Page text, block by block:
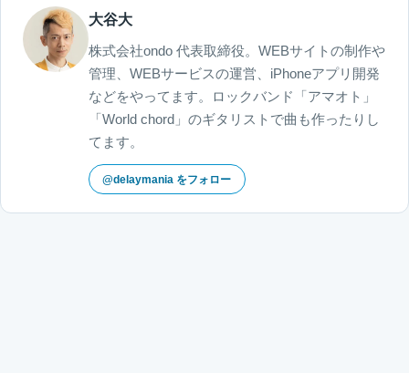
大谷大
株式会社ondo 代表取締役。WEBサイトの制作や
管理、WEBサービスの運営、iPhoneアプリ開発
などをやってます。ロックバンド「アマオト」
「World chord」のギタリストで曲も作ったりし
てます。
@delaymania をフォロー